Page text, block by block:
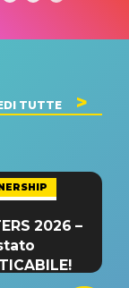
TUTTE
2026 –